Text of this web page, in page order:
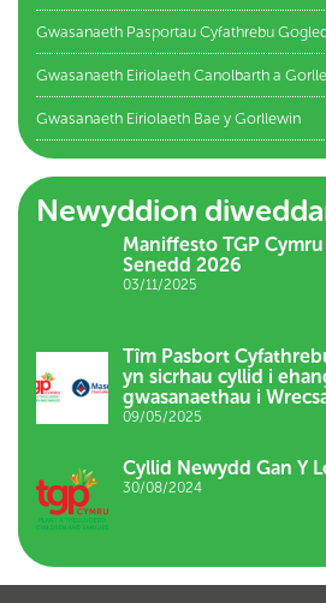
Gwasanaeth Pasportau Cyfathrebu
Gwasanaeth Eiriolaeth Canolbarth a
Gwasanaeth Eiriolaeth Bae y Gorllewin
Newyddion
Maniffesto TGP
Senedd 2026
03/11/2025
Tîm Pasbort
yn sicrhau cyllid i
gwasanaethau i
09/05/2025
Cyllid Newydd Gan Y
30/08/2024